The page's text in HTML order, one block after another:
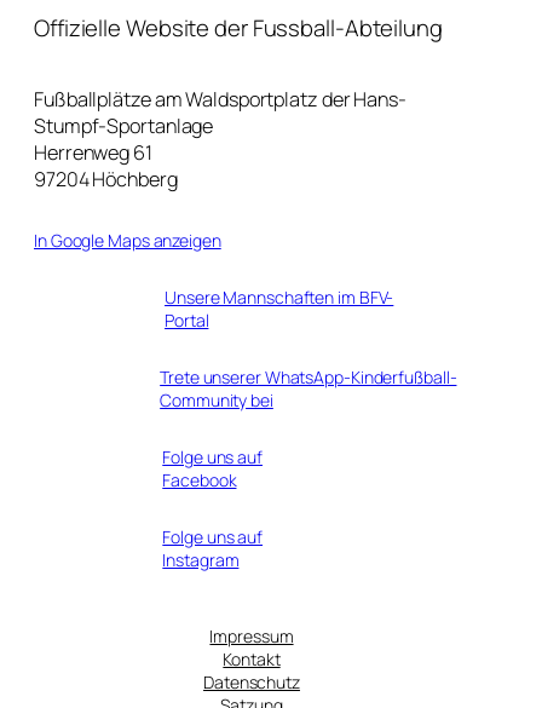
Offizielle Website der Fussball-Abteilung
Fußballplätze am Waldsportplatz der Hans-
Stumpf-Sportanlage
Herrenweg 61
97204 Höchberg
In Google Maps anzeigen
Unsere Mannschaften im BFV-
Portal
Trete unserer WhatsApp-Kinderfußball-
Community bei
Folge uns auf
Facebook
Folge uns auf
Instagram
Impressum
Kontakt
Datenschutz